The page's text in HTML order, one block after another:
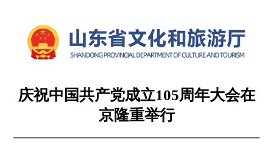
庆祝中国共产党成立105周年大会在
京隆重举行